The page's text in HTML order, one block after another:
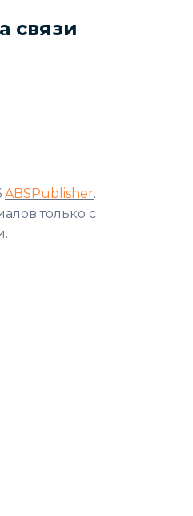
связи
ABSPublisher.
только с